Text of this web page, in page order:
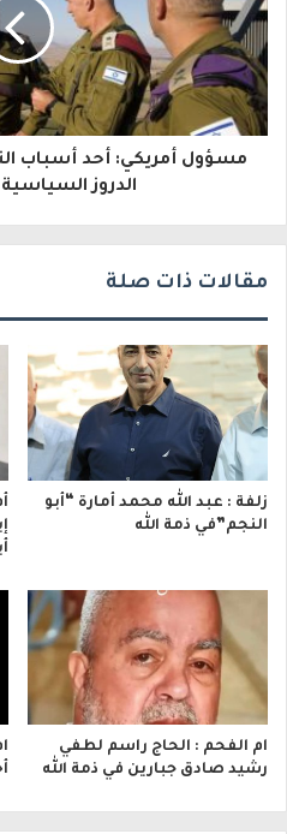
ك
ت
ر
مسؤول أمريكي: أحد أسباب
الدروز
مقالات ذات صلة
زلفة : عبد الله محمد أمارة “أبو
النجم”في ذمة الله
ام الفحم : الحاج راسم لطفي
رشيد صادق جبارين في ذمة الله